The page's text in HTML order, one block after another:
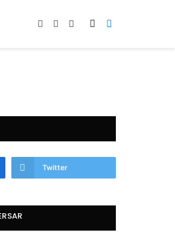
Facebook
X
Instagram
Twitter